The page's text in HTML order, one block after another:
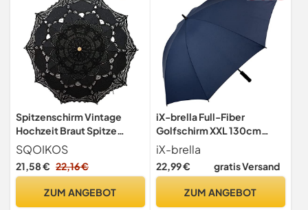
Gebleicht)
Spitzenschirm Vintage
Hochzeit Braut Spitze
Regenschirm für
Dekoration Foto Tee Party
Erwachsene Größe,
SQOIKOS
21,58 € 22,16 €
ZUM ANGEBOT
iX-brella Full-Fiber
Golfschirm XXL 130cm
leicht sturmfest mit
Softgriff insignia blau
iX-brella
22,99 € gratis Versand
ZUM ANGEBOT